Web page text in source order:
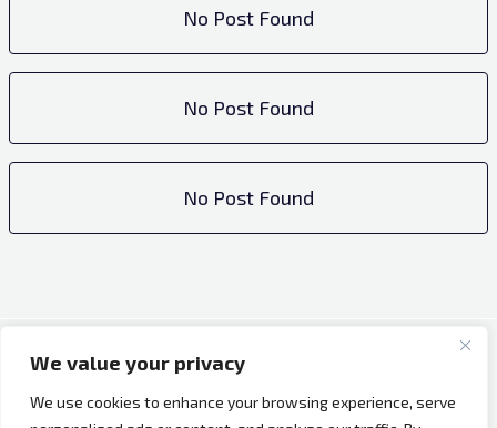
We value your privacy
We use cookies to enhance your browsing experience, serve
No Post Found
No Post Found
No Post Found
Copyright © 2026 Bh Dijaspora.
O nama